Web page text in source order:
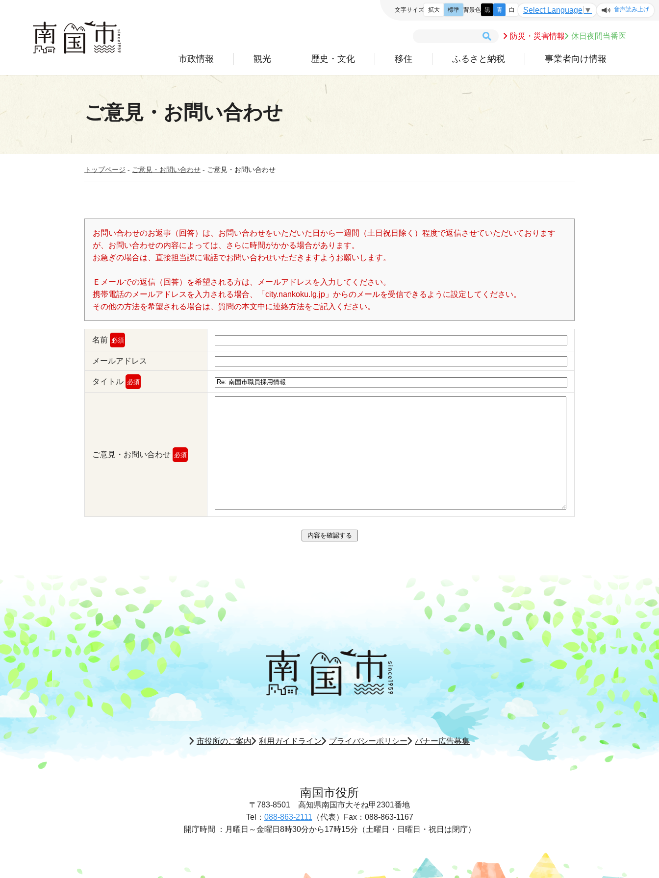
防災・災害情報 休日夜間当番医
市政情報 観光 歴史・文化 移住 ふるさと納税 事業者向け情報
文字サイズ 拡大 標準 背景色 黒 青 白 Select Language ▼ 音声読み上げ
ご意見・お問い合わせ
トップページ - ご意見・お問い合わせ - ご意見・お問い合わせ
お問い合わせのお返事（回答）は、お問い合わせをいただいた日から一週間（土日祝日除く）程度で返信させていただいております
が、お問い合わせの内容によっては、さらに時間がかかる場合があります。
お急ぎの場合は、直接担当課に電話でお問い合わせいただきますようお願いします。
Ｅメールでの返信（回答）を希望される方は、メールアドレスを入力してください。
携帯電話のメールアドレスを入力される場合、「city.nankoku.lg.jp」からのメールを受信できるように設定してください。
その他の方法を希望される場合は、質問の本文中に連絡方法をご記入ください。
名前 必須
メールアドレス
タイトル 必須
ご意見・お問い合わせ 必須
市役所のご案内 利用ガイドライン プライバシーポリシー バナー広告募集
南国市役所
〒783-8501 高知県南国市大そね甲2301番地
Tel： 088-863-2111 （代表）
Fax：088-863-1167
開庁時間 ： 月曜日～金曜日8時30分から17時15分 （土曜日・日曜日・祝日は閉庁）